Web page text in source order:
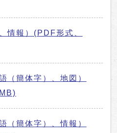
情報）(PDF形式、
（簡体字）、地図）
（簡体字）、情報）